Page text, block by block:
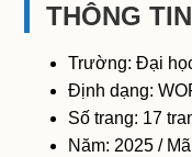
THÔNG
Trường: Đại
Định dạng:
Số trang: 17
Năm: 2025 /